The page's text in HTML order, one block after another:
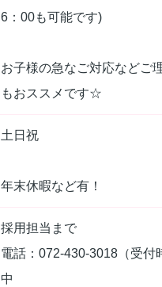
6：00も可能です)
お子様の急なご対応などご
もおススメです☆
土日祝
年末休暇など有！
採用担当まで
電話：072-430-3018（受付
中